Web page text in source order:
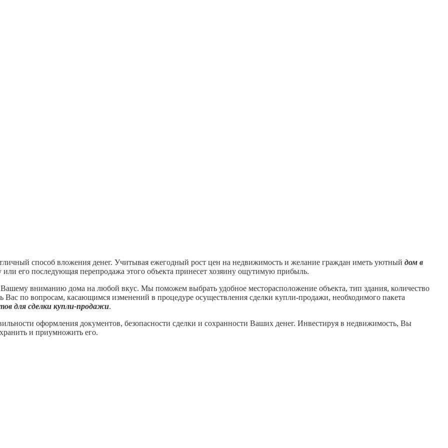
способ вложения денег. Учитывая ежегодный рост цен на недвижимость и желание граждан иметь уютный дом в
его последующая перепродажа этого объекта принесет хозяину ощутимую прибыль.
Вашему вниманию дома на любой вкус. Мы поможем выбрать удобное месторасположение объекта, тип здания, количество
по вопросам, касающимся изменений в процедуре осуществления сделки купли-продажи, необходимого пакета
для сделки купли-продажи.
оформления документов, безопасности сделки и сохранности Ваших денег. Инвестируя в недвижимость, Вы
и приумножить его.